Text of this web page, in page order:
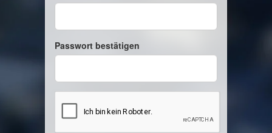
Passwort bestätigen